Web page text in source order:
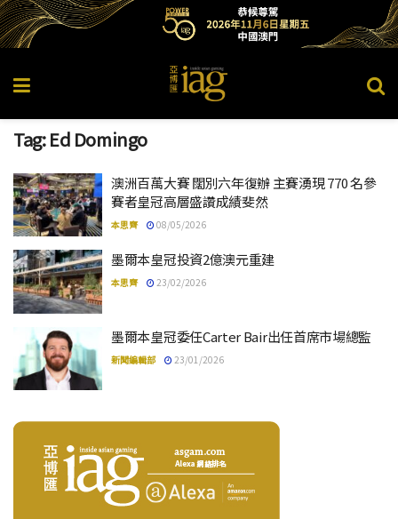
Tag:Ed Domingo
澳洲百萬大賽 闊別六年復辦 主賽湧現 770 名參
賽者皇冠高層盛讚成績斐然
本思齊 08/05/2026
墨爾本皇冠投資2億澳元重建
本思齊 23/02/2026
墨爾本皇冠委任Carter Bair出任首席市場總監
新聞編輯部 23/01/2026